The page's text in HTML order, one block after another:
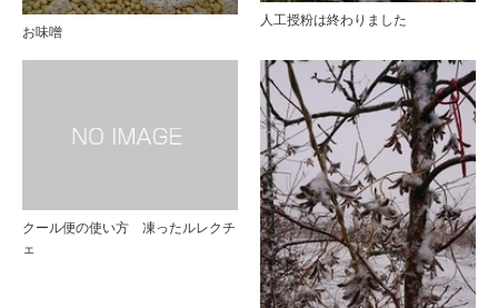
お味噌
人工授粉は終わりました
クール便の使い方 凍ったルレクチ
ェ